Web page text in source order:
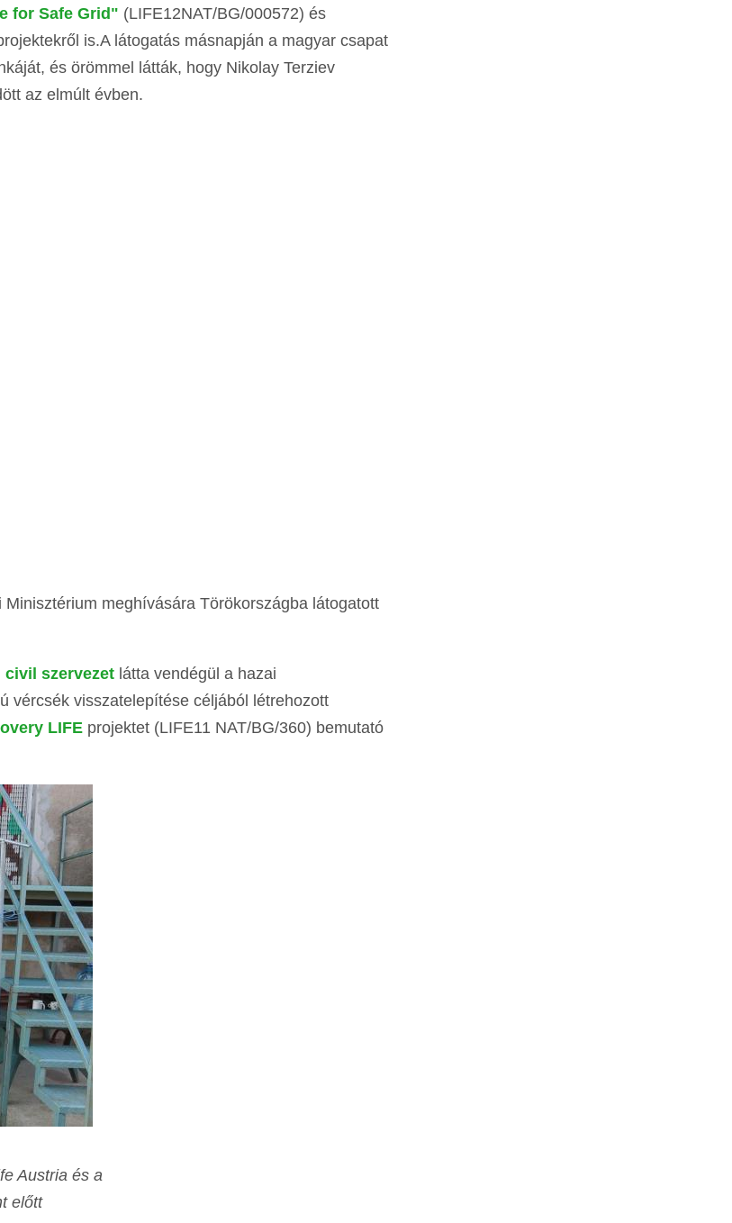
for Safe Grid" (LIFE12NAT/BG/000572) és
is.A látogatás másnapján a magyar csapat
és örömmel látták, hogy Nikolay Terziev
az elmúlt évben.
meghívására Törökországba látogatott
civil szervezet látta vendégül a hazai
vércsék visszatelepítése céljából létrehozott
LIFE projektet (LIFE11 NAT/BG/360) bemutató
Austria és a
előtt